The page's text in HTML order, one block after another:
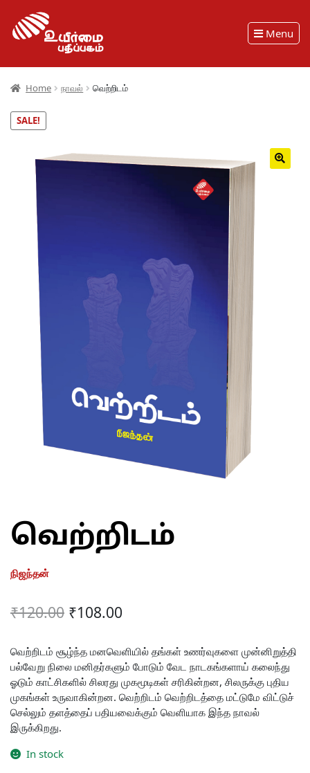
Menu
Home நாவல் வெற்றிடம்
SALE!
வெற்றிடம்
நிஜந்தன்
₹120.00 Original
was:
₹120.00.
₹108.00
is:
₹108.00.
வெற்றிடம் சூழ்ந்த மனவெளியில் தங்கள் உணர்வுகளை முன்னிறுத்தி
பல்வேறு நிலை மனிதர்களும் போடும் வேட நாடகங்களாய் கலைந்து
ஓடும் காட்சிகளில் சிலரது முகமூடிகள் சரிகின்றன, சிலருக்கு புதிய
முகங்கள் உருவாகின்றன. வெற்றிடம் வெற்றிடத்தை மட்டுமே விட்டுச்
செல்லும் தளத்தைப் பதியவைக்கும் வெளியாக இந்த நாவல்
இருக்கிறது.
In stock